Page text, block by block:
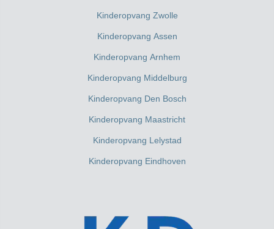
Kinderopvang Zwolle
Kinderopvang Assen
Kinderopvang Arnhem
Kinderopvang Middelburg
Kinderopvang Den Bosch
Kinderopvang Maastricht
Kinderopvang Lelystad
Kinderopvang Eindhoven